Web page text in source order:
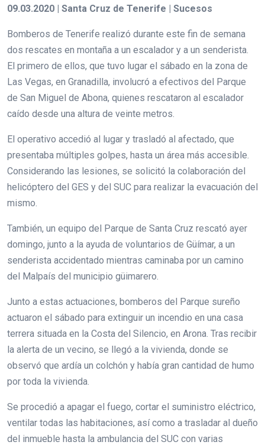
09.03.2020 | Santa Cruz de Tenerife | Sucesos
Bomberos de Tenerife realizó durante este fin de semana
dos rescates en montaña a un escalador y a un senderista.
El primero de ellos, que tuvo lugar el sábado en la zona de
Las Vegas, en Granadilla, involucró a efectivos del Parque
de San Miguel de Abona, quienes rescataron al escalador
caído desde una altura de veinte metros.
El operativo accedió al lugar y trasladó al afectado, que
presentaba múltiples golpes, hasta un área más accesible.
Considerando las lesiones, se solicitó la colaboración del
helicóptero del GES y del SUC para realizar la evacuación del
mismo.
También, un equipo del Parque de Santa Cruz rescató ayer
domingo, junto a la ayuda de voluntarios de Güímar, a un
senderista accidentado mientras caminaba por un camino
del Malpaís del municipio güimarero.
Junto a estas actuaciones, bomberos del Parque sureño
actuaron el sábado para extinguir un incendio en una casa
terrera situada en la Costa del Silencio, en Arona. Tras recibir
la alerta de un vecino, se llegó a la vivienda, donde se
observó que ardía un colchón y había gran cantidad de humo
por toda la vivienda.
Se procedió a apagar el fuego, cortar el suministro eléctrico,
ventilar todas las habitaciones, así como a trasladar al dueño
del inmueble hasta la ambulancia del SUC con varias